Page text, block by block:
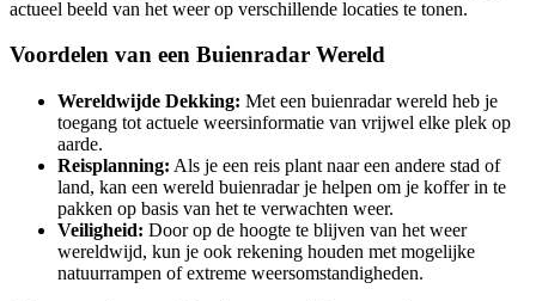
actueel beeld van het weer op verschillende locaties te tonen.
Voordelen van een Buienradar Wereld
Wereldwijde Dekking: Met een buienradar wereld heb je
toegang tot actuele weersinformatie van vrijwel elke plek op
aarde.
Reisplanning: Als je een reis plant naar een andere stad of
land, kan een wereld buienradar je helpen om je koffer in te
pakken op basis van het te verwachten weer.
Veiligheid: Door op de hoogte te blijven van het weer
wereldwijd, kun je ook rekening houden met mogelijke
natuurrampen of extreme weersomstandigheden.